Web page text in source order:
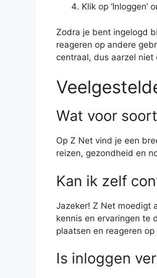
Klik op
Zodra je bent ingelogd
reageren op andere
centraal, dus aarzel
Wat voor
Op Z Net vind je een
reizen, gezondheid en
Kan ik zelf
Jazeker! Z Net moedigt
kennis en ervaringen te
plaatsen en reageren op
Is inloggen